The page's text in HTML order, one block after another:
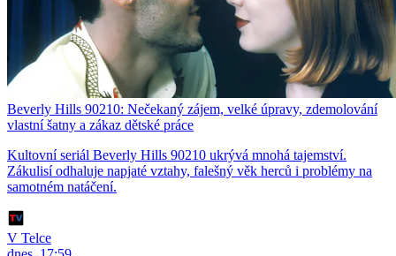
Beverly Hills 90210: Nečekaný zájem, velké úpravy, zdemolování
vlastní šatny a zákaz dětské práce
Kultovní seriál Beverly Hills 90210 ukrývá mnohá tajemství.
Zákulisí odhaluje napjaté vztahy, falešný věk herců i problémy na
samotném natáčení.
V Telce